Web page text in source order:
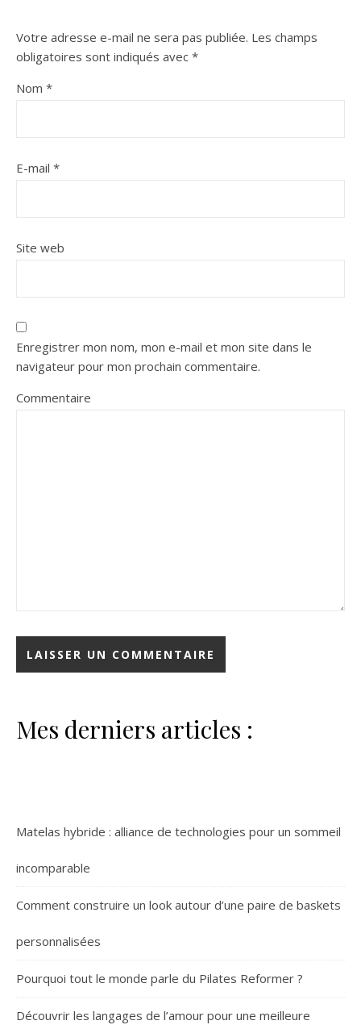
Votre adresse e-mail ne sera pas publiée. Les champs
obligatoires sont indiqués avec *
Nom *
E-mail *
Site web
Enregistrer mon nom, mon e-mail et mon site dans le
navigateur pour mon prochain commentaire.
Commentaire
Mes derniers articles :
Matelas hybride : alliance de technologies pour un sommeil
incomparable
Comment construire un look autour d’une paire de baskets
personnalisées
Pourquoi tout le monde parle du Pilates Reformer ?
Découvrir les langages de l’amour pour une meilleure